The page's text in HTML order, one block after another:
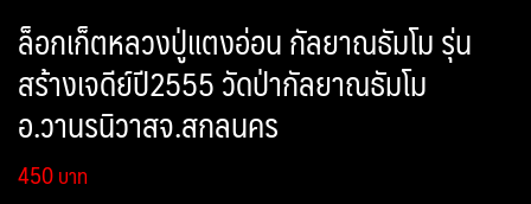
ล็อกเก็ตหลวงปู่แตงอ่อน กัลยาณธัมโม รุ่น
สร้างเจดีย์ปี2555 วัดป่ากัลยาณธัมโม
อ.วานรนิวาสจ.สกลนคร
450